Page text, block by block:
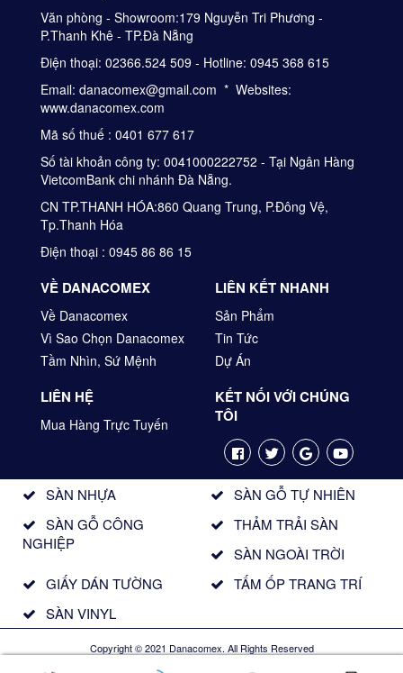
Văn phòng - Showroom:179 Nguyễn Tri Phương -
P.Thanh Khê - TP.Đà Nẵng
Điện thoại: 02366.524 509 - Hotline: 0945 368 615
Email: danacomex@gmail.com * Websites:
www.danacomex.com
Mã số thuế : 0401 677 617
Số tài khoản công ty: 0041000222752 - Tại Ngân Hàng
VietcomBank chi nhánh Đà Nẵng.
CN TP.THANH HÓA:860 Quang Trung, P.Đông Vệ,
Tp.Thanh Hóa
Điện thoại : 0945 86 86 15
VỀ DANACOMEX
Về Danacomex
Vì Sao Chọn Danacomex
Tầm Nhìn, Sứ Mệnh
LIÊN HỆ
Mua Hàng Trực Tuyến
LIÊN KẾT NHANH
Sản Phẩm
Tin Tức
Dự Án
KẾT NỐI VỚI CHÚNG
TÔI
SÀN NHỰA
SÀN GỖ TỰ NHIÊN
SÀN GỖ CÔNG
NGHIỆP
THẢM TRẢI SÀN
SÀN NGOÀI TRỜI
GIẤY DÁN TƯỜNG
TẤM ỐP TRANG TRÍ
SÀN VINYL
Copyright © 2021 Danacomex. All Rights Reserved